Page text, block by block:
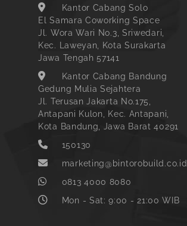
Kantor Cabang Solo
El Samara Coworking Space
Jl. Wora Wari No.3, Sriwedari,
Kec. Laweyan, Kota Surakarta
Jawa Tengah 57141
Kantor Cabang Bandung
Gedung Mulia Sejahtera
Jl. Terusan Jakarta No.175,
Antapani Kulon, Kec. Antapani,
Kota Bandung, Jawa Barat 40291
150130
marketing@bintorobuild.co.id
0813 4000 8080
Mon - Sat: 9:00 - 21:00 WIB